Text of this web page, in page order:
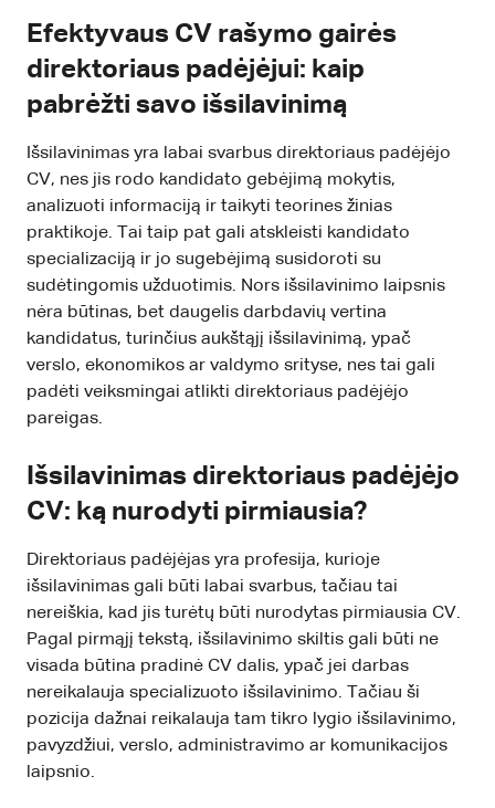
Efektyvaus CV rašymo gairės
direktoriaus padėjėjui: kaip
pabrėžti savo išsilavinimą
Išsilavinimas yra labai svarbus direktoriaus padėjėjo
CV, nes jis rodo kandidato gebėjimą mokytis,
analizuoti informaciją ir taikyti teorines žinias
praktikoje. Tai taip pat gali atskleisti kandidato
specializaciją ir jo sugebėjimą susidoroti su
sudėtingomis užduotimis. Nors išsilavinimo laipsnis
nėra būtinas, bet daugelis darbdavių vertina
kandidatus, turinčius aukštąjį išsilavinimą, ypač
verslo, ekonomikos ar valdymo srityse, nes tai gali
padėti veiksmingai atlikti direktoriaus padėjėjo
pareigas.
Išsilavinimas direktoriaus padėjėjo
CV: ką nurodyti pirmiausia?
Direktoriaus padėjėjas yra profesija, kurioje
išsilavinimas gali būti labai svarbus, tačiau tai
nereiškia, kad jis turėtų būti nurodytas pirmiausia CV.
Pagal pirmąjį tekstą, išsilavinimo skiltis gali būti ne
visada būtina pradinė CV dalis, ypač jei darbas
nereikalauja specializuoto išsilavinimo. Tačiau ši
pozicija dažnai reikalauja tam tikro lygio išsilavinimo,
pavyzdžiui, verslo, administravimo ar komunikacijos
laipsnio.